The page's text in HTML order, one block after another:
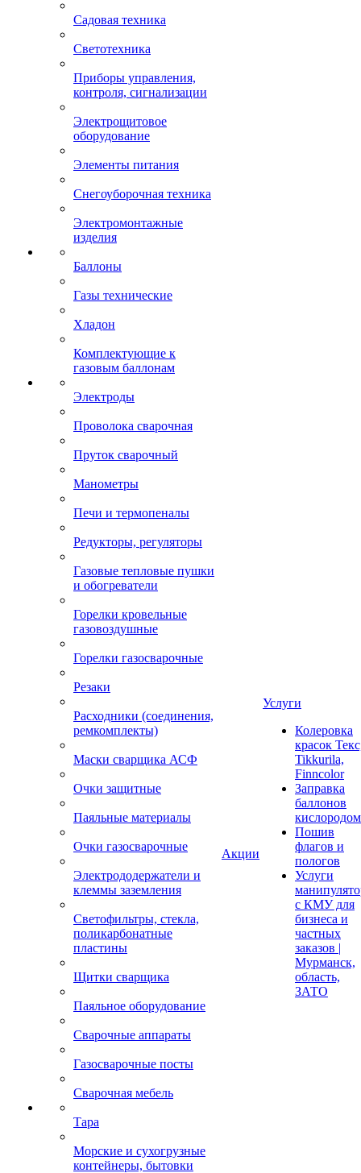
Садовая техника
Светотехника
Приборы управления,
контроля, сигнализации
Электрощитовое
оборудование
Элементы питания
Снегоуборочная техника
Электромонтажные
изделия
Баллоны
Газы технические
Хладон
Комплектующие к
газовым баллонам
Электроды
Проволока сварочная
Пруток сварочный
Манометры
Печи и термопеналы
Редукторы, регуляторы
Газовые тепловые пушки
и обогреватели
Горелки кровельные
газовоздушные
Горелки газосварочные
Резаки
Расходники (соединения,
ремкомплекты)
Маски сварщика АСФ
Очки защитные
Паяльные материалы
Очки газосварочные
Электрододержатели и
клеммы заземления
Светофильтры, стекла,
поликарбонатные
пластины
Щитки сварщика
Паяльное оборудование
Сварочные аппараты
Газосварочные посты
Сварочная мебель
Тара
Морские и сухогрузные
контейнеры, бытовки
Акции
Услуги
Колеровка
красок
Tikkurila,
Finncolor
Заправка
баллонов
кислородом
Пошив
флагов и
пологов
Услуги
с КМУ для
бизнеса и
частных
заказов |
Мурманск,
область,
ЗАТО